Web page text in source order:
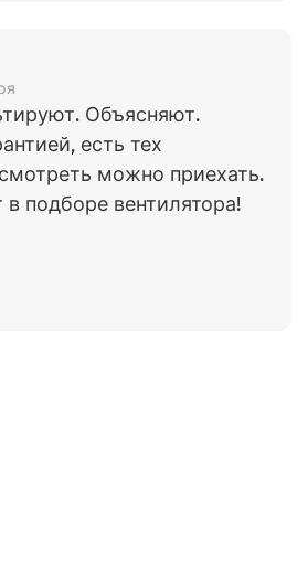
Объясняют.
есть тех
можно приехать.
подборе вентилятора!